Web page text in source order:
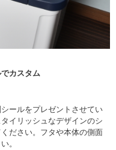
カスタム
ールをプレゼントさせてい
イリッシュなデザインのシ
ださい。フタや本体の側面
。